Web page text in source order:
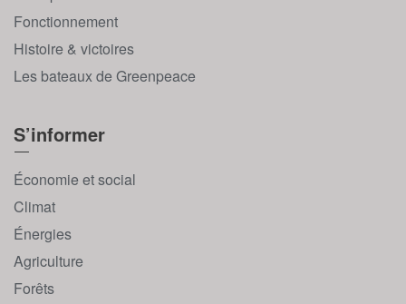
Fonctionnement
Histoire & victoires
Les bateaux de Greenpeace
S’informer
Économie et social
Climat
Énergies
Agriculture
Forêts